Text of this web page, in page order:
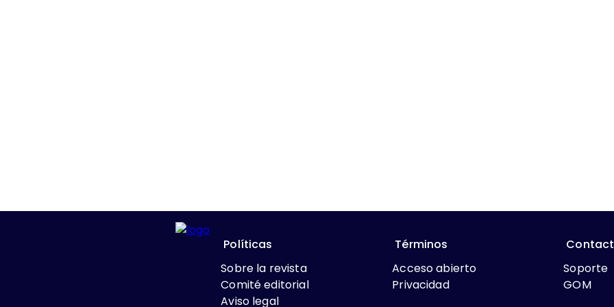
Políticas
Sobre la revista
Comité editorial
Aviso legal
Términos
Acceso abierto
Privacidad
Soporte
GOM